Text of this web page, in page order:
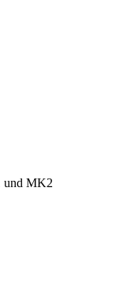
und MK2